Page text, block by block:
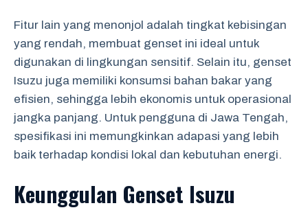
Fitur lain yang menonjol adalah tingkat kebisingan
yang rendah, membuat genset ini ideal untuk
digunakan di lingkungan sensitif. Selain itu, genset
Isuzu juga memiliki konsumsi bahan bakar yang
efisien, sehingga lebih ekonomis untuk operasional
jangka panjang. Untuk pengguna di Jawa Tengah,
spesifikasi ini memungkinkan adapasi yang lebih
baik terhadap kondisi lokal dan kebutuhan energi.
Keunggulan Genset Isuzu